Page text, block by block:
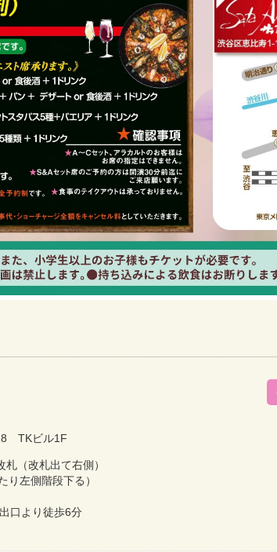
TKビル1F
（改札出て右側）
り左側階段下る）
口より徒歩6分